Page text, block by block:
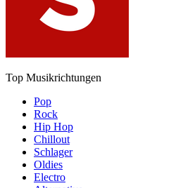
Top Musikrichtungen
Pop
Rock
Hip Hop
Chillout
Schlager
Oldies
Electro